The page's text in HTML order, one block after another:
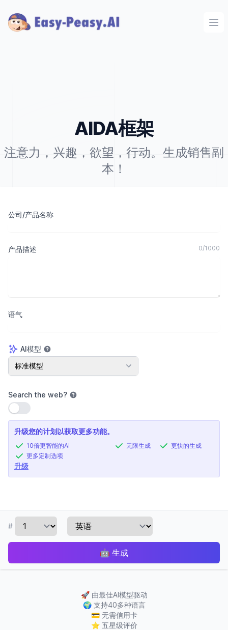
AIDA框架
注意力，兴趣，欲望，行动。生成销售副
本！
公司/产品名称
产品描述 0/1000
语气
AI模型
AI模型
标准模型
Search the web?
使用设置
升级您的计划以获取更多功能。
10倍更智能的AI
更多定制选项
无限生成 更快的生成
升级
#
🤖 生成
🚀 由最佳AI模型驱动
🌍 支持40多种语言
💳 无需信用卡
⭐ 五星级评价